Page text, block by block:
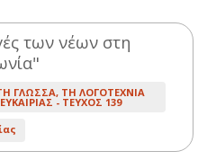
των νέων στη
ΓΛΩΣΣΑ, ΤΗ ΛΟΓΟΤΕΧΝΙΑ
- ΤΕΥΧΟΣ 139